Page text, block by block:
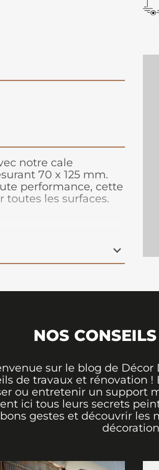
notre cale
70 x 125 mm.
performance, cette
toutes les surfaces.
et
outil polyvalent et
NOS CONSEILS
sur le blog de Décor
de travaux et rénovation !
ou entretenir un support
ici tous leurs secrets
gestes et découvrir les